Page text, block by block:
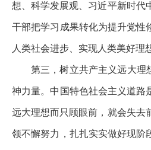
想、科学发展观、习近平新时代
干部把学习成果转化为提升党性
人类社会进步、实现人类美好理
第三，树立共产主义远大理
神力量。中国特色社会主义道路
远大理想而只顾眼前，就会失去
领不懈努力，扎扎实实做好现阶